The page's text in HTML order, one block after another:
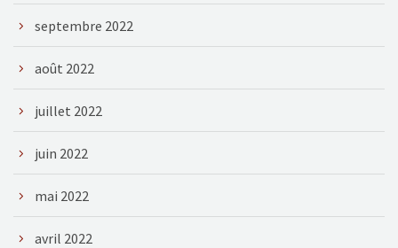
septembre 2022
août 2022
juillet 2022
juin 2022
mai 2022
avril 2022